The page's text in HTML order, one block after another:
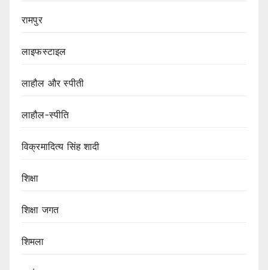
रामपुर
लाइफस्टाइल
लाहौल और स्पीती
लाहौल-स्पीति
विक्रमादित्य सिंह शादी
शिक्षा
शिक्षा जगत
शिमला